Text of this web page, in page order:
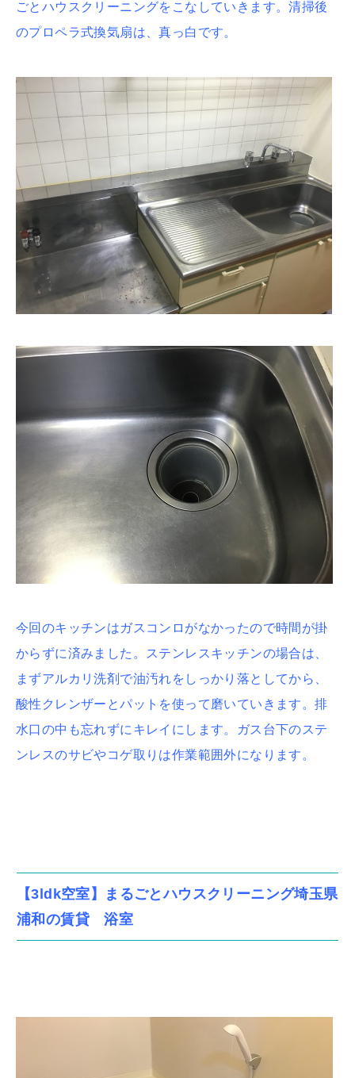
ごとハウスクリーニングをこなしていきます。清掃後
のプロペラ式換気扇は、真っ白です。
今回のキッチンはガスコンロがなかったので時間が掛
からずに済みました。ステンレスキッチンの場合は、
まずアルカリ洗剤で油汚れをしっかり落としてから、
酸性クレンザーとパットを使って磨いていきます。排
水口の中も忘れずにキレイにします。ガス台下のステ
ンレスのサビやコゲ取りは作業範囲外になります。
【3ldk空室】まるごとハウスクリーニング埼玉県
浦和の賃貸 浴室